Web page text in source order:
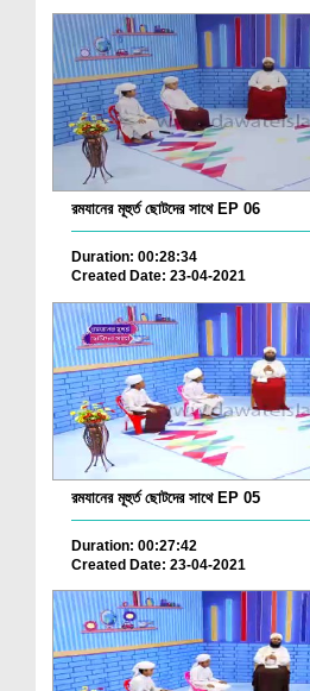
রমযানের মূহুর্ত ছোটদের সাথে EP 06
Duration: 00:28:34
Created Date: 23-04-2021
রমযানের মূহুর্ত ছোটদের সাথে EP 05
Duration: 00:27:42
Created Date: 23-04-2021